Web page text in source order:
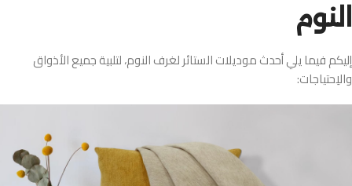
النوم
إليكم فيما يلي أحدث موديلات الستائر لغرف النوم، لتلبية جميع الأذواق
والاِحتياجات: